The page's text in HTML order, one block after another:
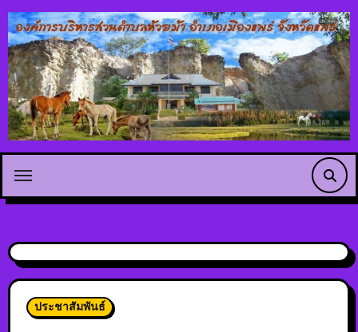
ประชาสัมพันธ์